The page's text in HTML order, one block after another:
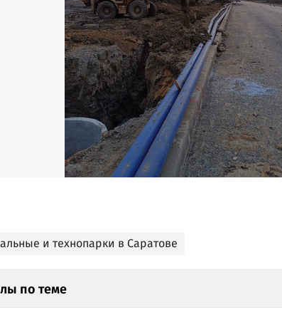
и технопарки в Саратове
по теме